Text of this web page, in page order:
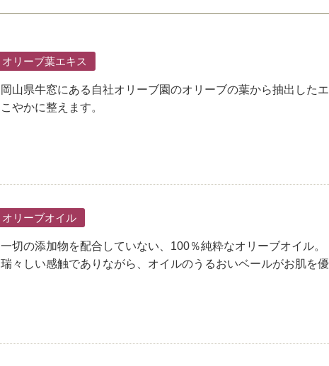
オリーブ葉エキス
岡山県牛窓にある自社オリーブ園のオリーブの葉から抽出した
こやかに整えます。
オリーブオイル
一切の添加物を配合していない、100％純粋なオリーブオイル。
瑞々しい感触でありながら、オイルのうるおいベールがお肌を